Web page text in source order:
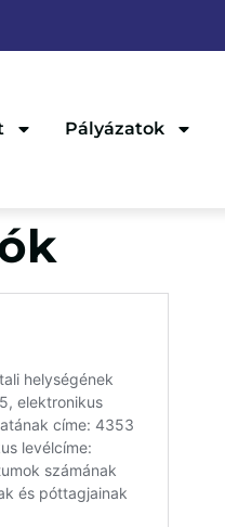
Pályázatok